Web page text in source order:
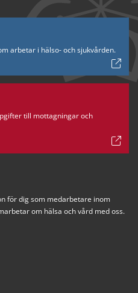
arbetar i hälso- och sjukvården.
till mottagningar och
för dig som medarbetare inom
om hälsa och vård med oss.